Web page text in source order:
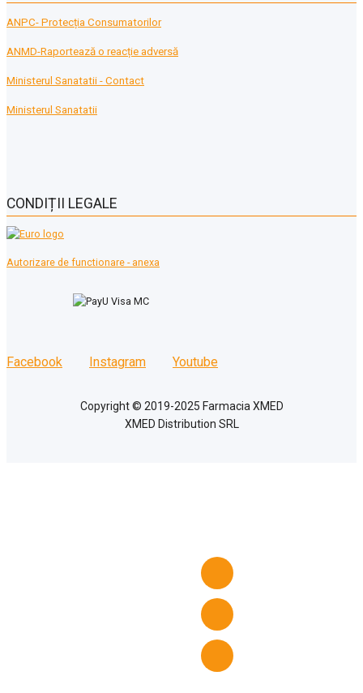
ANPC- Protecția Consumatorilor
ANMD-Raportează o reacție adversă
Ministerul Sanatatii - Contact
Ministerul Sanatatii
CONDIȚII LEGALE
Autorizare de functionare - anexa
Facebook Instagram Youtube
Copyright © 2019-2025 Farmacia XMED
XMED Distribution SRL